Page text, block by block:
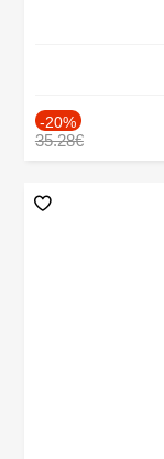
-20%
35.28€